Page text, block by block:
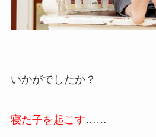
いかがでしたか？
寝た子を起こす……